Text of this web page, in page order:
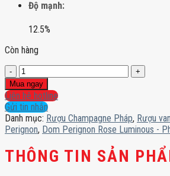
Độ mạnh:
12.5%
Còn hàng
Dom
Perignon
Rose
Luminous
-
Phát
sáng
số
lượng
Mua ngay
Liên hệ hotline
Gửi tin nhắn
Danh mục: Rượu Champagne Pháp, Rượu
Perignon, Dom Perignon Rose Luminous -
THÔNG TIN SẢN